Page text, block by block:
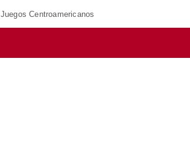
Juegos Centroamericanos